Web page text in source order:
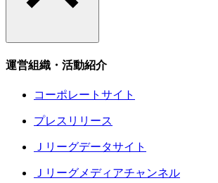
運営組織・活動紹介
コーポレートサイト
プレスリリース
Ｊリーグデータサイト
Ｊリーグメディアチャンネル